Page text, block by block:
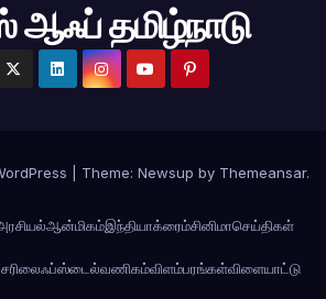
தமிழ்நாடு
Theme: Newsup by Themeansar.
ஆன்மிகம்இந்தியாக்ரைம்சினிமாசெய்திகள்
லைஃப்ஸ்டைல்வணிகம்விளம்பரங்கள்விளையாட்டு